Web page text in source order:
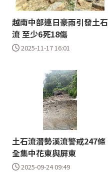
越南中部連日豪雨引發土石
流 至少6死18傷
2025-11-17 16:01
土石流潛勢溪流警戒247條
全集中花東與屏東
2025-09-24 09:49